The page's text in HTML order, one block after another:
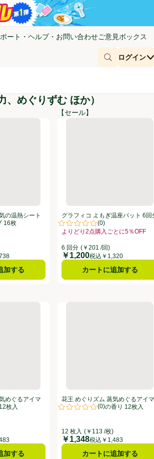
ート・ヘルプ・お問い合わせ
ウィンドウで開く)
ご意見ボックス
(新しいウィンド
商品を探す
ログイン
、めぐりずむ ほか）
)6枚入(2枚入 x 3袋)
蒸気の温熱シート 肌に直接貼るタイプ 16枚
ーで5点中0.0点。
の温熱シート
肌に直接貼るタイプ 16枚
加する
【セール】
グラフィコ よもぎ温座パッ
(0)
評価は0件のレビューで5点中
グラフィコ よもぎ温座パット 6回
よりどり2点購入ごとに5％OFF
6 回分 (￥201 /回)
価格
￥1,200税込￥1,320
カートに追加する
ダーミントの香り 6枚入(2枚入 x 3袋)
蒸気めぐるアイマスク 森林浴の香り 12枚入
ーで5点中0.0点。
めぐるアイマ
枚入
加する
花王 めぐりズム 蒸気めぐ
(0)
評価は0件のレビューで5点中
花王 めぐりズム 蒸気めぐるアイマ
スク ラベンダーの香り 12枚入
12 枚入 (￥113 /枚)
価格
￥1,348税込￥1,483
カートに追加する